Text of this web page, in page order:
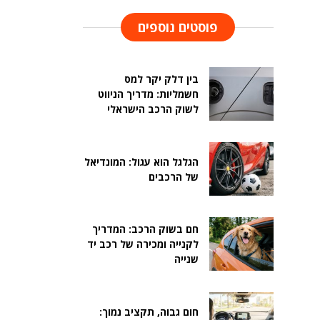
פוסטים נוספים
בין דלק יקר למס
חשמליות: מדריך הניווט
לשוק הרכב הישראלי
הגלגל הוא עגול: המונדיאל
של הרכבים
חם בשוק הרכב: המדריך
לקנייה ומכירה של רכב יד
שנייה
חום גבוה, תקציב נמוך: